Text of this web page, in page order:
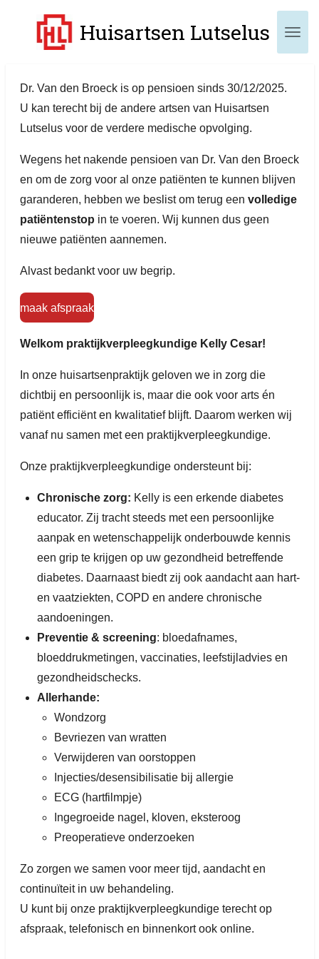
hoofdinhoud
Huisartsen Lutselus
Dr. Van den Broeck is op pensioen sinds 30/12/2025.
U kan terecht bij de andere artsen van Huisartsen
Lutselus voor de verdere medische opvolging.
Wegens het nakende pensioen van Dr. Van den Broeck
en om de zorg voor al onze patiënten te kunnen blijven
garanderen, hebben we beslist om terug een volledige
patiëntenstop in te voeren. Wij kunnen dus geen
nieuwe patiënten aannemen.
Alvast bedankt voor uw begrip.
maak afspraak
Welkom praktijkverpleegkundige Kelly Cesar!
In onze huisartsenpraktijk geloven we in zorg die
dichtbij en persoonlijk is, maar die ook voor arts én
patiënt efficiënt en kwalitatief blijft. Daarom werken wij
vanaf nu samen met een praktijkverpleegkundige.
Onze praktijkverpleegkundige ondersteunt bij:
Chronische zorg: Kelly is een erkende diabetes
educator. Zij tracht steeds met een persoonlijke
aanpak en wetenschappelijk onderbouwde kennis
een grip te krijgen op uw gezondheid betreffende
diabetes. Daarnaast biedt zij ook aandacht aan hart-
en vaatziekten, COPD en andere chronische
aandoeningen.
Preventie & screening: bloedafnames,
bloeddrukmetingen, vaccinaties, leefstijladvies en
gezondheidschecks.
Allerhande:
Wondzorg
Bevriezen van wratten
Verwijderen van oorstoppen
Injecties/desensibilisatie bij allergie
ECG (hartfilmpje)
Ingegroeide nagel, kloven, eksteroog
Preoperatieve onderzoeken
Zo zorgen we samen voor meer tijd, aandacht en
continuïteit in uw behandeling.
U kunt bij onze praktijkverpleegkundige terecht op
afspraak, telefonisch en binnenkort ook online.